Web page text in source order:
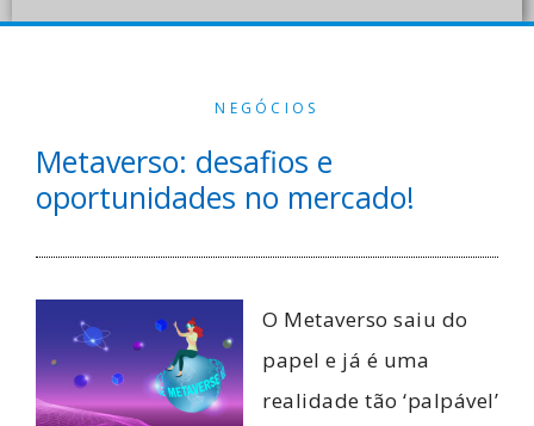
NEGÓCIOS
Metaverso: desafios e
oportunidades no mercado!
O Metaverso saiu do
papel e já é uma
realidade tão ‘palpável’